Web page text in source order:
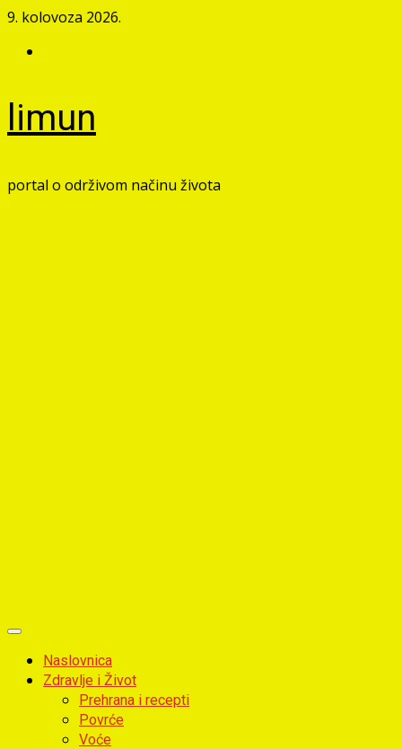
Skip
content
9. kolovoza 2026.
limun
portal o održivom načinu života
Primary
MenuNaslovnica
Zdravlje i Život
Prehrana i recepti
Povrće
Voće